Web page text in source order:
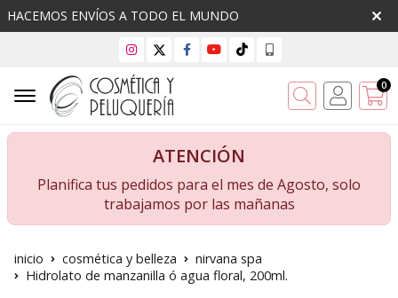
HACEMOS ENVÍOS A TODO EL MUNDO
Buscar 0
ATENCIÓN
Planifica tus pedidos para el mes de Agosto, solo
trabajamos por las mañanas
inicio cosmética y belleza
nirvana spa
Hidrolato de manzanilla ó agua floral, 200ml.